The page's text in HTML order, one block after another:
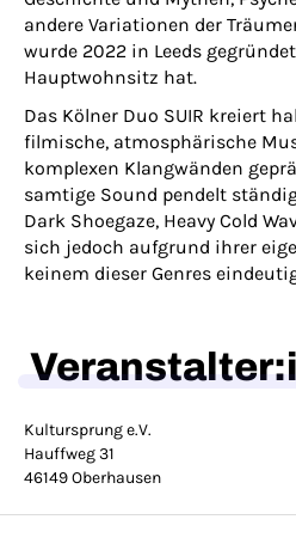
andere Variationen der
wurde 2022 in Leeds
Hauptwohnsitz hat.
Das Kölner Duo SUIR kreiert
filmische, atmosphärische
komplexen Klangwänden
samtige Sound pendelt
Dark Shoegaze, Heavy Cold
sich jedoch aufgrund ihrer
keinem dieser Genres
Kultursprung e.V.
Hauffweg 31
46149 Oberhausen